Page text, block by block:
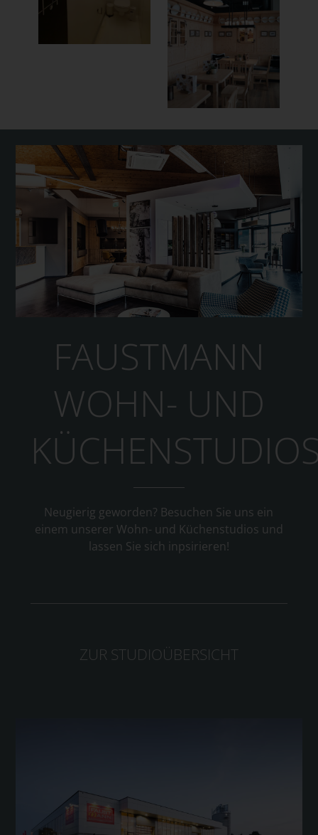
FAUSTMANN
WOHN- UND
Neugierig geworden? Besuchen Sie uns ein
einem unserer Wohn- und Küchenstudios und
lassen Sie sich inpsirieren!
ZUR STUDIOÜBERSICHT